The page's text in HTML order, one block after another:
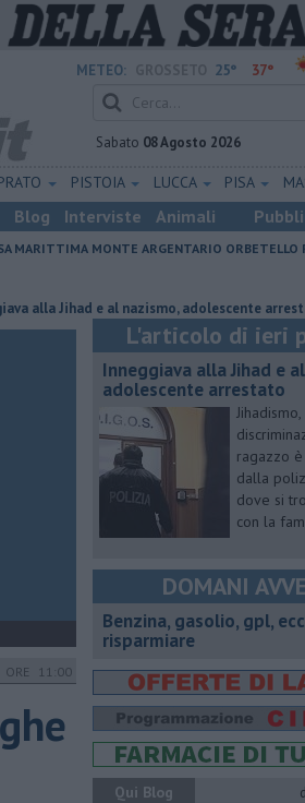
METEO: 25° 37°
Sabato 08 Agosto 2026
PISTOIA LUCCA PISA
Blog Interviste Animali
MARITTIMA MONTE ARGENTARIO ORBETELLO
Jihad e al nazismo, adolescente arrestato
ORE 11:00
L'articolo di ieri
Inneggiava alla Jihad e
adolescente arrestato
Jihadismo,
ragazzo
dalla
dove si
con la
DOMANI
​Benzina, gasolio, gpl,
risparmiare
Qui Blog